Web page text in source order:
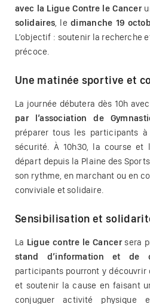
avec la Ligue Contre le Cancer
solidaires, le dimanche 19
L’objectif : soutenir la recherche
précoce.
Une matinée sportive et
La journée débutera dès 10h
par l’association de
préparer tous les participants
sécurité. À 10h30, la course et
départ depuis la Plaine des
son rythme, en marchant ou en
conviviale et solidaire.
Sensibilisation et
La Ligue contre le Cancersera
stand d’information et de
participants pourront y
et soutenir la cause en faisant
conjuguer activité physique